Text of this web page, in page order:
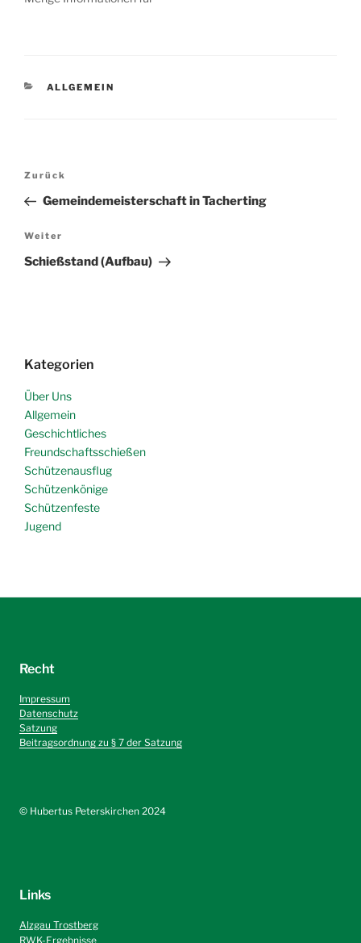
zur Verfügung. Adresse:
KATEGORIEN
ALLGEMEIN
Vorheriger
Beitrag
Zurück
Gemeindemeisterschaft in Tacherting
Nächster
Beitrag
Weiter
Schießstand (Aufbau)
Kategorien
Über Uns
Allgemein
Geschichtliches
Freundschaftsschießen
Schützenausflug
Schützenkönige
Schützenfeste
Jugend
Recht
Impressum
Datenschutz
Satzung
Beitragsordnung zu § 7 der Satzung
©️ Hubertus Peterskirchen 2024
Links
Alzgau Trostberg
RWK-Ergebnisse